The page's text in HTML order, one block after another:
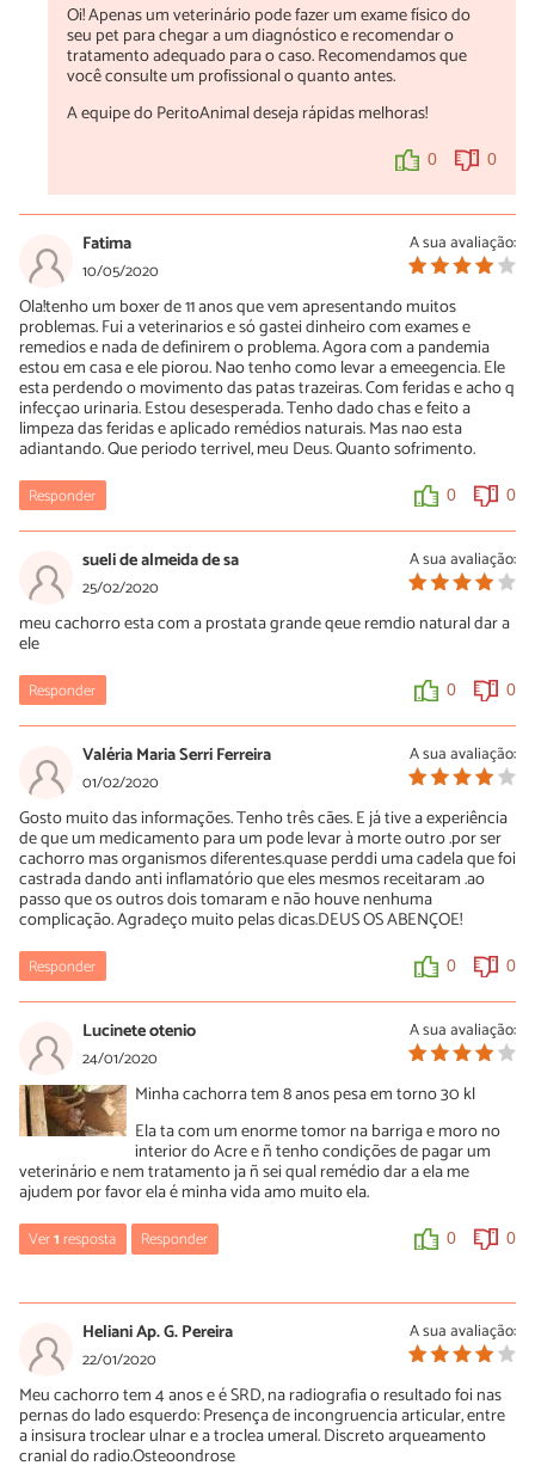
Oi! Apenas um veterinário pode fazer um exame físico do
seu pet para chegar a um diagnóstico e recomendar o
tratamento adequado para o caso. Recomendamos que
você consulte um profissional o quanto antes.
A equipe do PeritoAnimal deseja rápidas melhoras!
0 0
A sua avaliação:
Fatima
10/05/2020
Ola!tenho um boxer de 11 anos que vem apresentando muitos
problemas. Fui a veterinarios e só gastei dinheiro com exames e
remedios e nada de definirem o problema. Agora com a pandemia
estou em casa e ele piorou. Nao tenho como levar a emeegencia. Ele
esta perdendo o movimento das patas trazeiras. Com feridas e acho q
infecçao urinaria. Estou desesperada. Tenho dado chas e feito a
limpeza das feridas e aplicado remédios naturais. Mas nao esta
adiantando. Que periodo terrivel, meu Deus. Quanto sofrimento.
Responder 0 0
A sua avaliação:
sueli de almeida de sa
25/02/2020
meu cachorro esta com a prostata grande qeue remdio natural dar a
ele
Responder 0 0
A sua avaliação:
Valéria Maria Serri Ferreira
01/02/2020
Gosto muito das informações. Tenho três cães. E já tive a experiência
de que um medicamento para um pode levar à morte outro .por ser
cachorro mas organismos diferentes.quase perddi uma cadela que foi
castrada dando anti inflamatório que eles mesmos receitaram .ao
passo que os outros dois tomaram e não houve nenhuma
complicação. Agradeço muito pelas dicas.DEUS OS ABENÇOE!
Responder 0 0
A sua avaliação:
Lucinete otenio
24/01/2020
Minha cachorra tem 8 anos pesa em torno 30 kl
Ela ta com um enorme tomor na barriga e moro no
interior do Acre e ñ tenho condições de pagar um
veterinário e nem tratamento ja ñ sei qual remédio dar a ela me
ajudem por favor ela é minha vida amo muito ela.
Ver1resposta Responder 0 0
27/01/2020
Oi Lucinete! Sem ver a sua cachorra não conseguimos passar
nenhum diagnóstico. No entanto, ela precisa ser vista por um
profissional o quanto antes, uma boa dica é buscar ONGs ou
Associações que possam prestar atendimento veterinário sem
custos.
A sua avaliação:
Heliani Ap. G. Pereira
22/01/2020
Meu cachorro tem 4 anos e é SRD, na radiografia o resultado foi nas
pernas do lado esquerdo: Presença de incongruencia articular, entre
a insisura troclear ulnar e a troclea umeral. Discreto arqueamento
cranial do radio.Osteoondrose